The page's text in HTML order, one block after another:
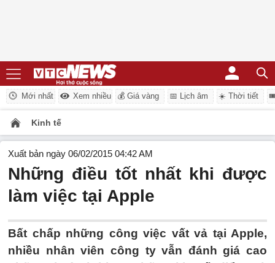
Mới nhất Xem nhiều 💰 Giá vàng 📅 Lịch âm ☀️ Thời tiết
Kinh tế
Xuất bản ngày 06/02/2015 04:42 AM
Những điều tốt nhất khi được
làm việc tại Apple
Bất chấp những công việc vất vả tại Apple,
nhiều nhân viên công ty vẫn đánh giá cao